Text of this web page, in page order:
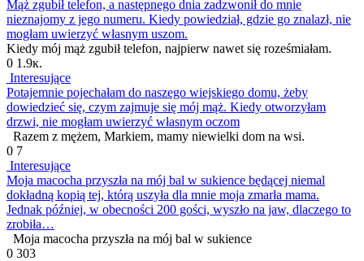
Mąż zgubił telefon, a następnego dnia zadzwonił do mnie
nieznajomy z jego numeru. Kiedy powiedział, gdzie go znalazł, nie
mogłam uwierzyć własnym uszom.
Kiedy mój mąż zgubił telefon, najpierw nawet się roześmiałam.
0 1.9к.
Interesujące
Potajemnie pojechałam do naszego wiejskiego domu, żeby
dowiedzieć się, czym zajmuje się mój mąż. Kiedy otworzyłam
drzwi, nie mogłam uwierzyć własnym oczom
Razem z mężem, Markiem, mamy niewielki dom na wsi.
0 7
Interesujące
Moja macocha przyszła na mój bal w sukience będącej niemal
dokładną kopią tej, którą uszyła dla mnie moja zmarła mama.
Jednak później, w obecności 200 gości, wyszło na jaw, dlaczego to
zrobiła…
Moja macocha przyszła na mój bal w sukience
0 303